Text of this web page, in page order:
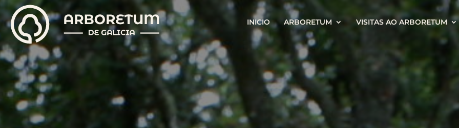
INICIO ARBORETUM VISITAS AO ARBORETUM